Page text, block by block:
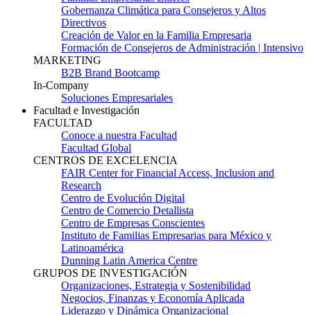
Gobernanza Climática para Consejeros y Altos
Directivos
Creación de Valor en la Familia Empresaria
Formación de Consejeros de Administración | Intensivo
MARKETING
B2B Brand Bootcamp
In-Company
Soluciones Empresariales
Facultad e Investigación
FACULTAD
Conoce a nuestra Facultad
Facultad Global
CENTROS DE EXCELENCIA
FAIR Center for Financial Access, Inclusion and
Research
Centro de Evolución Digital
Centro de Comercio Detallista
Centro de Empresas Conscientes
Instituto de Familias Empresarias para México y
Latinoamérica
Dunning Latin America Centre
GRUPOS DE INVESTIGACIÓN
Organizaciones, Estrategia y Sostenibilidad
Negocios, Finanzas y Economía Aplicada
Liderazgo y Dinámica Organizacional